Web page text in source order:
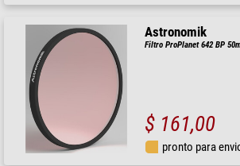
Astronomik
Filtro ProPlanet 642 BP
$ 161,00
pronto para